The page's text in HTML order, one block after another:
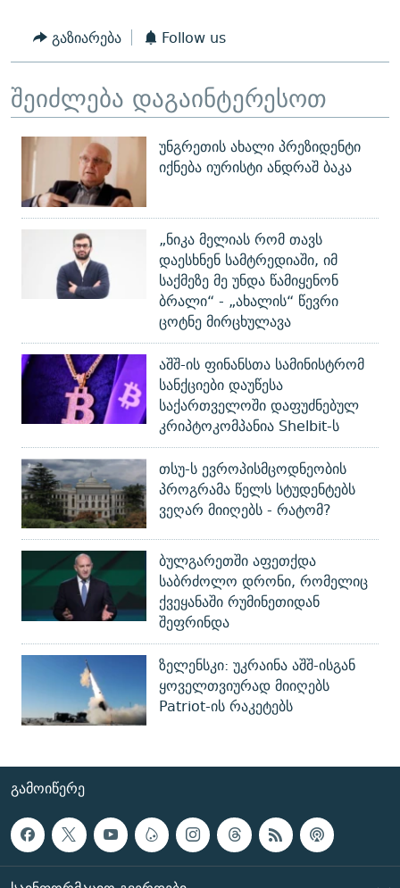
გაზიარება Follow us
შეიძლება დაგაინტერესოთ
უნგრეთის ახალი პრეზიდენტი
იქნება იურისტი ანდრაშ ბაკა
„ნიკა მელიას რომ თავს
დაესხნენ სამტრედიაში, იმ
საქმეზე მე უნდა წამიყენონ
ბრალი“ - „ახალის“ წევრი
ცოტნე მირცხულავა
აშშ-ის ფინანსთა სამინისტრომ
სანქციები დაუწესა
საქართველოში დაფუძნებულ
კრიპტოკომპანია Shelbit-ს
თსუ-ს ევროპისმცოდნეობის
პროგრამა წელს სტუდენტებს
ვეღარ მიიღებს - რატომ?
ბულგარეთში აფეთქდა
საბრძოლო დრონი, რომელიც
ქვეყანაში რუმინეთიდან
შეფრინდა
ზელენსკი: უკრაინა აშშ-ისგან
ყოველთვიურად მიიღებს
Patriot-ის რაკეტებს
ᲒᲐᲛᲝᲘᲬᲔᲠᲔ